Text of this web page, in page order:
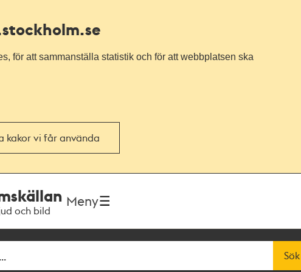
för att sammanställa statistik och för att webbplatsen ska
kakor vi får använda
och bild
Meny
Sök